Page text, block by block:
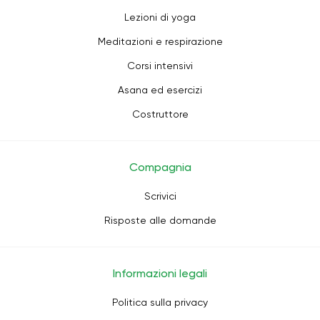
Lezioni di yoga
Meditazioni e respirazione
Corsi intensivi
Asana ed esercizi
Costruttore
Compagnia
Scrivici
Risposte alle domande
Informazioni legali
Politica sulla privacy